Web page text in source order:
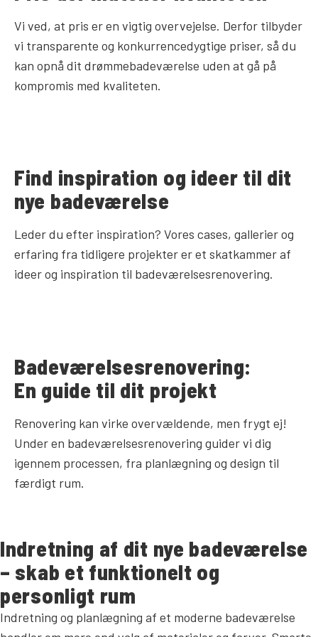
Vi ved, at pris er en vigtig overvejelse. Derfor tilbyder
vi transparente og konkurrencedygtige priser, så du
kan opnå dit drømmebadeværelse uden at gå på
kompromis med kvaliteten.
Find inspiration og ideer til dit
nye badeværelse
Leder du efter inspiration? Vores cases, gallerier og
erfaring fra tidligere projekter er et skatkammer af
ideer og inspiration til badeværelsesrenovering.
Badeværelsesrenovering:
En guide til dit projekt
Renovering kan virke overvældende, men frygt ej!
Under en badeværelsesrenovering guider vi dig
igennem processen, fra planlægning og design til
færdigt rum.
Indretning af dit nye badeværelse
– skab et funktionelt og
personligt rum
Indretning og planlægning af et moderne badeværelse